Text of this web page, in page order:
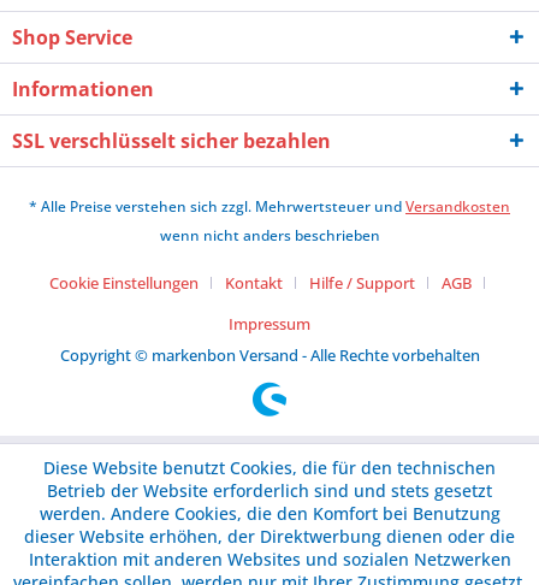
Shop Service
Informationen
SSL verschlüsselt sicher bezahlen
* Alle Preise verstehen sich zzgl. Mehrwertsteuer undVersandkosten
wenn nicht anders beschrieben
Cookie Einstellungen Kontakt Hilfe / Support
AGB
Impressum
Copyright © markenbon Versand - Alle Rechte vorbehalten
Diese Website benutzt Cookies, die für den technischen
Betrieb der Website erforderlich sind und stets gesetzt
werden. Andere Cookies, die den Komfort bei Benutzung
dieser Website erhöhen, der Direktwerbung dienen oder die
Interaktion mit anderen Websites und sozialen Netzwerken